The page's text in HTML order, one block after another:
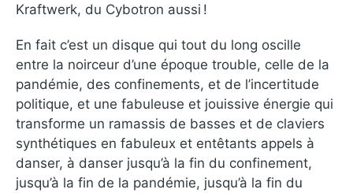
Kraftwerk, du Cybotron aussi !
En fait c’est un disque qui tout du long oscille
entre la noirceur d’une époque trouble, celle de la
pandémie, des confinements, et de l’incertitude
politique, et une fabuleuse et jouissive énergie qui
transforme un ramassis de basses et de claviers
synthétiques en fabuleux et entêtants appels à
danser, à danser jusqu’à la fin du confinement,
jusqu’à la fin de la pandémie, jusqu’à la fin du